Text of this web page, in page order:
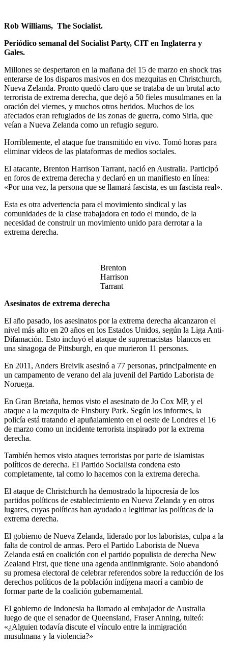
Rob Williams, The Socialist.
Periódico semanal del Socialist Party, CIT en Inglaterra y
Gales.
Millones se despertaron en la mañana del 15 de marzo en shock tras
enterarse de los disparos masivos en dos mezquitas en Christchurch,
Nueva Zelanda. Pronto quedó claro que se trataba de un brutal acto
terrorista de extrema derecha, que dejó a 50 fieles musulmanes en la
oración del viernes, y muchos otros heridos. Muchos de los
afectados eran refugiados de las zonas de guerra, como Siria, que
veían a Nueva Zelanda como un refugio seguro.
Horriblemente, el ataque fue transmitido en vivo. Tomó horas para
eliminar videos de las plataformas de medios sociales.
El atacante, Brenton Harrison Tarrant, nació en Australia. Participó
en foros de extrema derecha y declaró en un manifiesto en línea:
«Por una vez, la persona que se llamará fascista, es un fascista real».
Esta es otra advertencia para el movimiento sindical y las
comunidades de la clase trabajadora en todo el mundo, de la
necesidad de construir un movimiento unido para derrotar a la
extrema derecha.
Brenton
Harrison
Tarrant
Asesinatos de extrema derecha
El año pasado, los asesinatos por la extrema derecha alcanzaron el
nivel más alto en 20 años en los Estados Unidos, según la Liga Anti-
Difamación. Esto incluyó el ataque de supremacistas blancos en
una sinagoga de Pittsburgh, en que murieron 11 personas.
En 2011, Anders Breivik asesinó a 77 personas, principalmente en
un campamento de verano del ala juvenil del Partido Laborista de
Noruega.
En Gran Bretaña, hemos visto el asesinato de Jo Cox MP, y el
ataque a la mezquita de Finsbury Park. Según los informes, la
policía está tratando el apuñalamiento en el oeste de Londres el 16
de marzo como un incidente terrorista inspirado por la extrema
derecha.
También hemos visto ataques terroristas por parte de islamistas
políticos de derecha. El Partido Socialista condena esto
completamente, tal como lo hacemos con la extrema derecha.
El ataque de Christchurch ha demostrado la hipocresía de los
partidos políticos de establecimiento en Nueva Zelanda y en otros
lugares, cuyas políticas han ayudado a legitimar las políticas de la
extrema derecha.
El gobierno de Nueva Zelanda, liderado por los laboristas, culpa a la
falta de control de armas. Pero el Partido Laborista de Nueva
Zelanda está en coalición con el partido populista de derecha New
Zealand First, que tiene una agenda antiinmigrante. Solo abandonó
su promesa electoral de celebrar referendos sobre la reducción de los
derechos políticos de la población indígena maorí a cambio de
formar parte de la coalición gubernamental.
El gobierno de Indonesia ha llamado al embajador de Australia
luego de que el senador de Queensland, Fraser Anning, tuiteó:
«¿Alguien todavía discute el vínculo entre la inmigración
musulmana y la violencia?»